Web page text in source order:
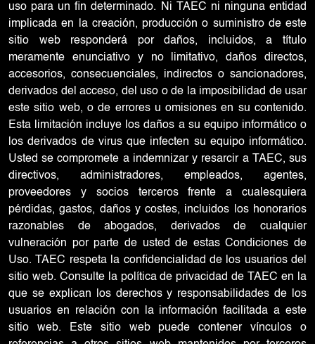
uso para un fin determinado. Ni TAEC ni ninguna entidad
implicada en la creación, producción o suministro de este
sitio web responderá por daños, incluidos, a título
meramente enunciativo y no limitativo, daños directos,
accesorios, consecuenciales, indirectos o sancionadores,
derivados del acceso, del uso o de la imposibilidad de usar
este sitio web, o de errores u omisiones en su contenido.
Esta limitación incluye los daños a su equipo informático o
los derivados de virus que infecten su equipo informático.
Usted se compromete a indemnizar y resarcir a TAEC, sus
directivos, administradores, empleados, agentes,
proveedores y socios terceros frente a cualesquiera
pérdidas, gastos, daños y costes, incluidos los honorarios
razonables de abogados, derivados de cualquier
vulneración por parte de usted de estas Condiciones de
Uso. TAEC respeta la confidencialidad de los usuarios del
sitio web. Consulte la política de privacidad de TAEC en la
que se explican los derechos y responsabilidades de los
usuarios en relación con la información facilitada a este
sitio web. Este sitio web puede contener vínculos o